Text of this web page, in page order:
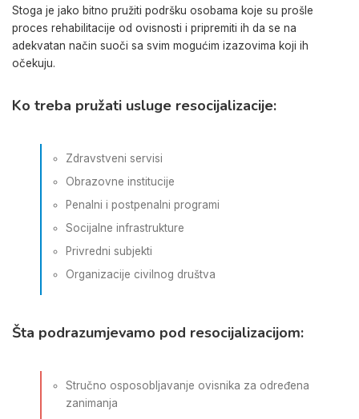
Stoga je jako bitno pružiti podršku osobama koje su prošle
proces rehabilitacije od ovisnosti i pripremiti ih da se na
adekvatan način suoči sa svim mogućim izazovima koji ih
očekuju.
Ko treba pružati usluge resocijalizacije:
Zdravstveni servisi
Obrazovne institucije
Penalni i postpenalni programi
Socijalne infrastrukture
Privredni subjekti
Organizacije civilnog društva
Šta podrazumjevamo pod resocijalizacijom:
Stručno osposobljavanje ovisnika za određena
zanimanja